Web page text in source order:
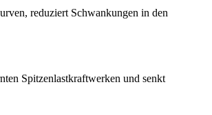
reduziert Schwankungen in den
Spitzenlastkraftwerken und senkt